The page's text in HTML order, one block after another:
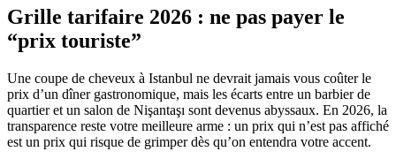
Grille tarifaire 2026 : ne pas payer le
“prix touriste”
Une coupe de cheveux à Istanbul ne devrait jamais vous coûter le
prix d’un dîner gastronomique, mais les écarts entre un barbier de
quartier et un salon de Nişantaşı sont devenus abyssaux. En 2026, la
transparence reste votre meilleure arme : un prix qui n’est pas affiché
est un prix qui risque de grimper dès qu’on entendra votre accent.